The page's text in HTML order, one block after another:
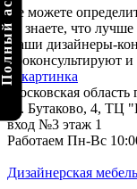
Не можете
не знаете, что
Наши дизайнеры-
проконсультируют
Московская
ул. Бутаково, 4, ТЦ
вход №3 этаж 1
Работаем Пн-Вс
Дизайнерская мебель